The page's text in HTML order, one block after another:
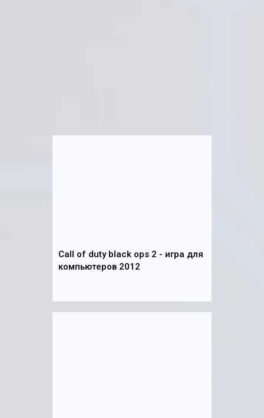
Call of duty black ops 2 - игра для
компьютеров 2012